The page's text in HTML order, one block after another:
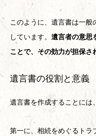
このように、遺言書は一
しています。 遺言者の意思
ことで、その効力が担保さ
遺言書の役割と意義
遺言書を作成することには
第一に、相続をめぐるトラ